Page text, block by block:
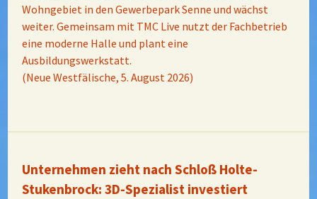
Wohngebiet in den Gewerbepark Senne und wächst
weiter. Gemeinsam mit TMC Live nutzt der Fachbetrieb
eine moderne Halle und plant eine
Ausbildungswerkstatt.
(Neue Westfälische, 5. August 2026)
Unternehmen zieht nach Schloß Holte-
Stukenbrock: 3D-Spezialist investiert